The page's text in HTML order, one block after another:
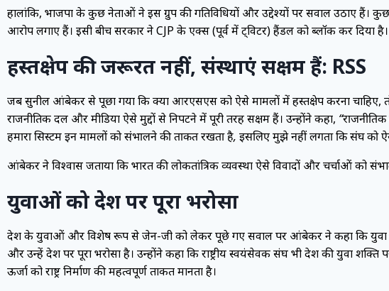
हालांकि, भाजपा के कुछ नेताओं ने इस ग्रुप की गतिविधियों और उद्देश्यों पर सवाल उठाए
आरोप लगाए हैं। इसी बीच सरकार ने CJP के एक्स (पूर्व में ट्विटर) हैंडल को ब्लॉक कर दिया
हस्तक्षेप की जरूरत नहीं, संस्थाएं सक्षम हैं: RSS
जब सुनील आंबेकर से पूछा गया कि क्या आरएसएस को ऐसे मामलों में हस्तक्षेप करना चाहिए, तो
राजनीतिक दल और मीडिया ऐसे मुद्दों से निपटने में पूरी तरह सक्षम हैं। उन्होंने कहा,
हमारा सिस्टम इन मामलों को संभालने की ताकत रखता है, इसलिए मुझे नहीं लगता कि संघ को
आंबेकर ने विश्वास जताया कि भारत की लोकतांत्रिक व्यवस्था ऐसे विवादों और चर्चाओं को
युवाओं को देश पर पूरा भरोसा
देश के युवाओं और विशेष रूप से जेन-जी को लेकर पूछे गए सवाल पर आंबेकर ने कहा कि युवा
और उन्हें देश पर पूरा भरोसा है। उन्होंने कहा कि राष्ट्रीय स्वयंसेवक संघ भी देश की युवा
ऊर्जा को राष्ट्र निर्माण की महत्वपूर्ण ताकत मानता है।